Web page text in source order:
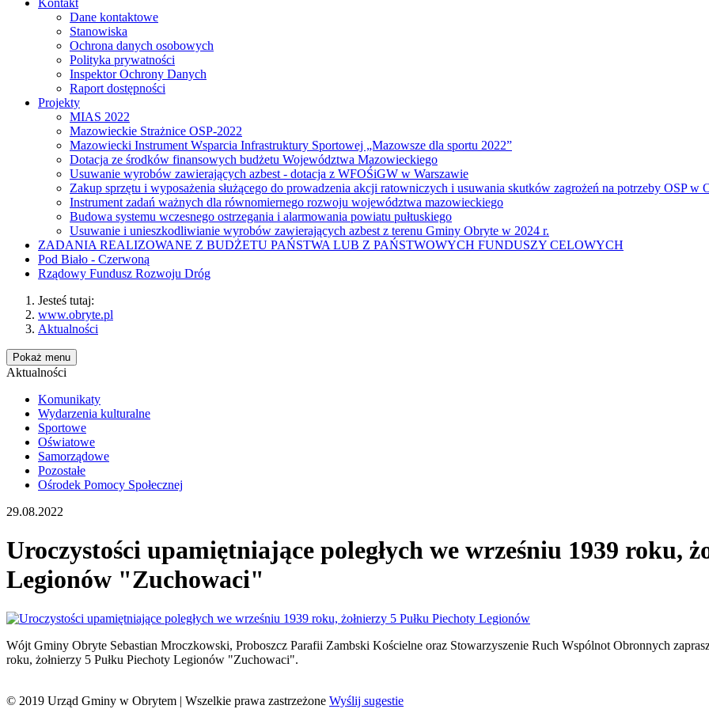
Kontakt
Dane kontaktowe
Stanowiska
Ochrona danych osobowych
Polityka prywatności
Inspektor Ochrony Danych
Raport dostępności
Projekty
MIAS 2022
Mazowieckie Strażnice OSP-2022
Mazowiecki Instrument Wsparcia Infrastruktury Sportowej „Mazowsze dla sportu 2022”
Dotacja ze środków finansowych budżetu Województwa Mazowieckiego
Usuwanie wyrobów zawierających azbest - dotacja z WFOŚiGW w Warszawie
Zakup sprzętu i wyposażenia służącego do prowadzenia akcji ratowniczych i usuwania skutków zagrożeń na potrzeby OSP w
Instrument zadań ważnych dla równomiernego rozwoju województwa mazowieckiego
Budowa systemu wczesnego ostrzegania i alarmowania powiatu pułtuskiego
Usuwanie i unieszkodliwianie wyrobów zawierających azbest z terenu Gminy Obryte w 2024 r.
ZADANIA REALIZOWANE Z BUDŻETU PAŃSTWA LUB Z PAŃSTWOWYCH FUNDUSZY CELOWYCH
Pod Biało - Czerwoną
Rządowy Fundusz Rozwoju Dróg
Jesteś tutaj:
www.obryte.pl
Aktualności
Pokaż menu
Aktualności
Komunikaty
Wydarzenia kulturalne
Sportowe
Oświatowe
Samorządowe
Pozostałe
Ośrodek Pomocy Społecznej
29.08.2022
Uroczystości upamiętniające poległych we wrześniu 1939 roku,
Legionów "Zuchowaci"
Wójt Gminy Obryte Sebastian Mroczkowski, Proboszcz Parafii Zambski Kościelne oraz Stowarzyszenie Ruch Wspólnot Obronnych
roku, żołnierzy 5 Pułku Piechoty Legionów "Zuchowaci".
© 2019 Urząd Gminy w Obrytem | Wszelkie prawa zastrzeżone Wyślij sugestie